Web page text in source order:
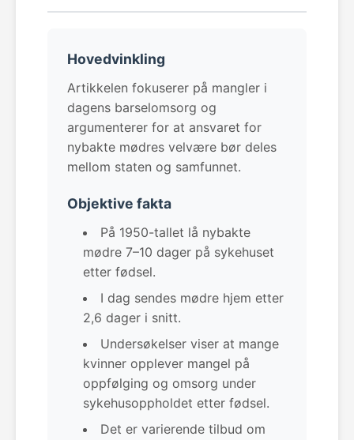
Hovedvinkling
Artikkelen fokuserer på mangler i
dagens barselomsorg og
argumenterer for at ansvaret for
nybakte mødres velvære bør deles
mellom staten og samfunnet.
Objektive fakta
På 1950-tallet lå nybakte
mødre 7–10 dager på sykehuset
etter fødsel.
I dag sendes mødre hjem etter
2,6 dager i snitt.
Undersøkelser viser at mange
kvinner opplever mangel på
oppfølging og omsorg under
sykehusoppholdet etter fødsel.
Det er varierende tilbud om